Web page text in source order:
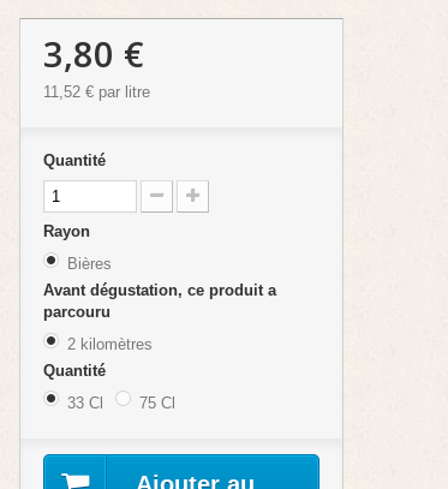
3,80 €
11,52 €par litre
Quantité
Rayon
Bières
Avant dégustation, ce produit a
parcouru
2 kilomètres
Quantité
33 Cl
75 Cl